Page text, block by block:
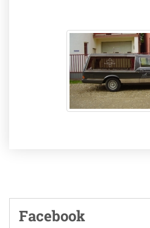
Facebook